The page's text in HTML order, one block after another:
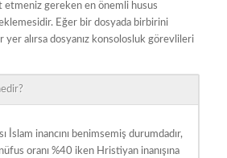
etmeniz gereken en önemli husus
Eğer bir dosyada birbirini
alırsa dosyanız konsolosluk görevlileri
İslam inancını benimsemiş durumdadır,
oranı %40 iken Hristiyan inanışına